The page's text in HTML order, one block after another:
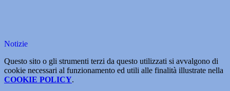
Notizie
Questo sito o gli strumenti terzi da questo utilizzati si avvalgono di
cookie necessari al funzionamento ed utili alle finalità illustrate nella
COOKIE POLICY.